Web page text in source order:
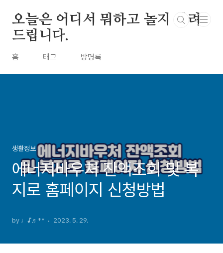
오늘은 어디서 뭐하고 놀지 알려
드립니다.
홈 태그 방명록
생활정보
에너지바우처 잔액조회 및 복
지로 홈페이지 신청방법
by ♩♪♬** 2023. 5. 29.